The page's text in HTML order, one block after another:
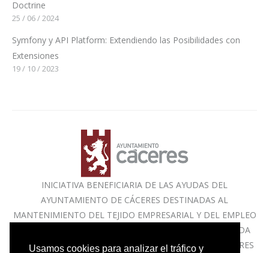
Usamos cookies para analizar el tráfico y
Doctrine
25 / 06 / 2024
Symfony y API Platform: Extendiendo las Posibilidades con
Extensiones
19 / 10 / 2023
INICIATIVA BENEFICIARIA DE LAS AYUDAS DEL
AYUNTAMIENTO DE CÁCERES DESTINADAS AL
MANTENIMIENTO DEL TEJIDO EMPRESARIAL Y DEL EMPLEO
DERIVADAS DE LA SITUACIÓN ECONÓMICA OCASIONADA
POR EL COVID-19 EN EL TÉRMINO MUNICIPAL DE CÁCERES